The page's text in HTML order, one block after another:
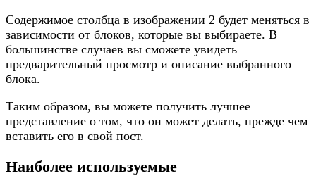
Содержимое столбца в изображении 2 будет меняться в
зависимости от блоков, которые вы выбираете. В
большинстве случаев вы сможете увидеть
предварительный просмотр и описание выбранного
блока.
Таким образом, вы можете получить лучшее
представление о том, что он может делать, прежде чем
вставить его в свой пост.
Наиболее используемые